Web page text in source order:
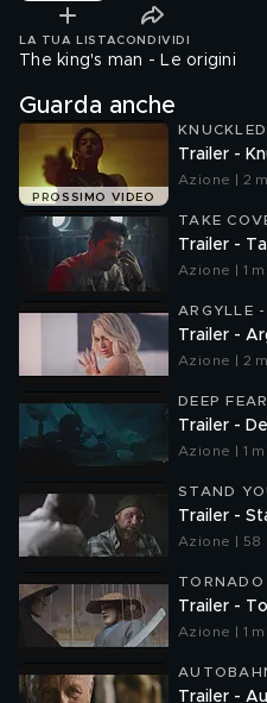
LA TUA LISTACONDIVIDI
The king's man - Le origini
Guarda anche
PROSSIMO VIDEO
Trailer -
Azione | 2
TAKE
Trailer -
Azione | 1
ARGYLLE
Trailer -
Azione | 2
DEEP
Trailer -
Azione | 1
STAND
Trailer -
Azione | 58
Trailer -
Azione | 1
Trailer -